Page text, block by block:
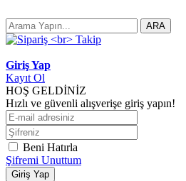
ARA
Giriş Yap
Kayıt Ol
HOŞ GELDİNİZ
Hızlı ve güvenli alışverişe giriş yapın!
Beni Hatırla
Şifremi Unuttum
Giriş Yap